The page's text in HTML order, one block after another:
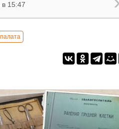
в 15:47